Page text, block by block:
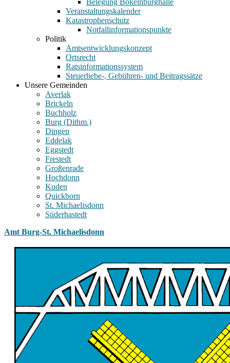
Belegung Bökelnburghalle
Veranstaltungskalender
Katastrophenschutz
Notfallinformationspunkte
Politik
Amtsentwicklungskonzept
Ortsrecht
Ratsinformationssystem
Steuerhebe-, Gebühren- und Beitragssätze
Unsere Gemeinden
Averlak
Brickeln
Buchholz
Burg (Dithm.)
Dingen
Eddelak
Eggstedt
Frestedt
Großenrade
Hochdonn
Kuden
Quickborn
St. Michaelisdonn
Süderhastedt
Amt Burg-St. Michaelisdonn